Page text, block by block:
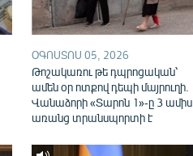
ՕԳՈՍՏՈՍ 05, 2026
Թոշակառու թե դպրոցական՝
ամեն օր ոտքով դեպի մայրուղի.
Վանաձորի «Տարոն 1»-ը 3 ամիս
առանց տրանսպորտի է